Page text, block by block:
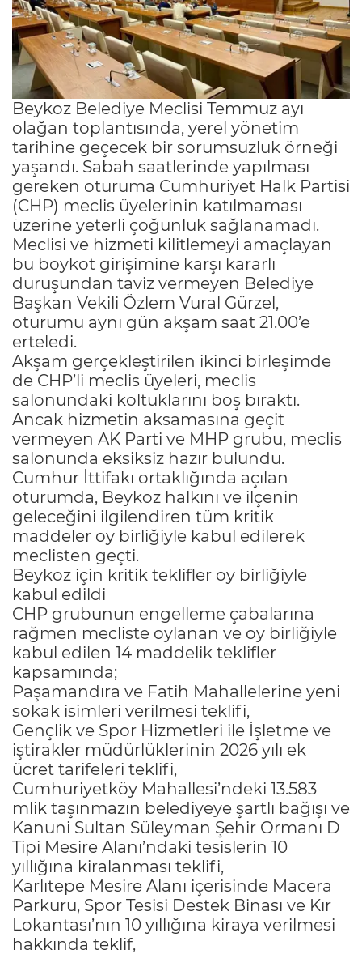
Beykoz Belediye Meclisi Temmuz ayı
olağan toplantısında, yerel yönetim
tarihine geçecek bir sorumsuzluk örneği
yaşandı. Sabah saatlerinde yapılması
gereken oturuma Cumhuriyet Halk Partisi
(CHP) meclis üyelerinin katılmaması
üzerine yeterli çoğunluk sağlanamadı.
Meclisi ve hizmeti kilitlemeyi amaçlayan
bu boykot girişimine karşı kararlı
duruşundan taviz vermeyen Belediye
Başkan Vekili Özlem Vural Gürzel,
oturumu aynı gün akşam saat 21.00’e
erteledi.
Akşam gerçekleştirilen ikinci birleşimde
de CHP’li meclis üyeleri, meclis
salonundaki koltuklarını boş bıraktı.
Ancak hizmetin aksamasına geçit
vermeyen AK Parti ve MHP grubu, meclis
salonunda eksiksiz hazır bulundu.
Cumhur İttifakı ortaklığında açılan
oturumda, Beykoz halkını ve ilçenin
geleceğini ilgilendiren tüm kritik
maddeler oy birliğiyle kabul edilerek
meclisten geçti.
Beykoz için kritik teklifler oy birliğiyle
kabul edildi
CHP grubunun engelleme çabalarına
rağmen mecliste oylanan ve oy birliğiyle
kabul edilen 14 maddelik teklifler
kapsamında;
Paşamandıra ve Fatih Mahallelerine yeni
sokak isimleri verilmesi teklifi,
Gençlik ve Spor Hizmetleri ile İşletme ve
iştirakler müdürlüklerinin 2026 yılı ek
ücret tarifeleri teklifi,
Cumhuriyetköy Mahallesi’ndeki 13.583
mlik taşınmazın belediyeye şartlı bağışı ve
Kanuni Sultan Süleyman Şehir Ormanı D
Tipi Mesire Alanı’ndaki tesislerin 10
yıllığına kiralanması teklifi,
Karlıtepe Mesire Alanı içerisinde Macera
Parkuru, Spor Tesisi Destek Binası ve Kır
Lokantası’nın 10 yıllığına kiraya verilmesi
hakkında teklif,